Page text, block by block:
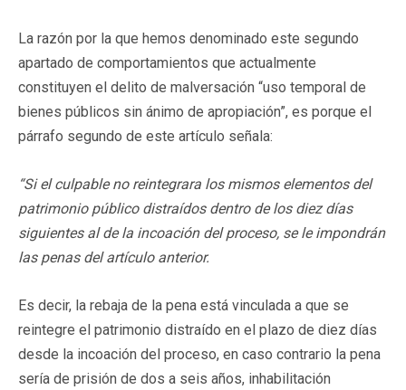
La razón por la que hemos denominado este segundo
apartado de comportamientos que actualmente
constituyen el delito de malversación “uso temporal de
bienes públicos sin ánimo de apropiación”, es porque el
párrafo segundo de este artículo señala:
“Si el culpable no reintegrara los mismos elementos del
patrimonio público distraídos dentro de los diez días
siguientes al de la incoación del proceso, se le impondrán
las penas del artículo anterior.
Es decir, la rebaja de la pena está vinculada a que se
reintegre el patrimonio distraído en el plazo de diez días
desde la incoación del proceso, en caso contrario la pena
sería de prisión de dos a seis años, inhabilitación